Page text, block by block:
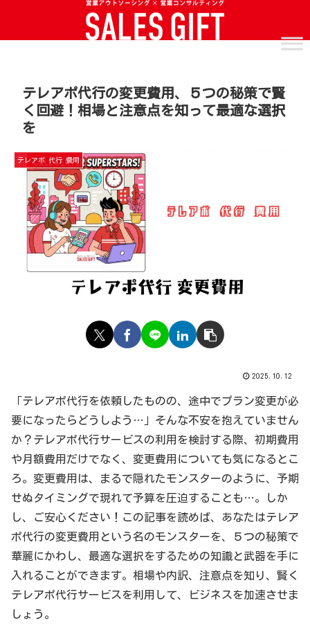
テレアポ代行の変更費用、５つの秘策で賢
く回避！相場と注意点を知って最適な選択
を
テレアポ 代行 費用
2025.10.12
「テレアポ代行を依頼したものの、途中でプラン変更が必
要になったらどうしよう…」そんな不安を抱えていません
か？テレアポ代行サービスの利用を検討する際、初期費用
や月額費用だけでなく、変更費用についても気になるとこ
ろ。変更費用は、まるで隠れたモンスターのように、予期
せぬタイミングで現れて予算を圧迫することも…。しか
し、ご安心ください！この記事を読めば、あなたはテレア
ポ代行の変更費用という名のモンスターを、５つの秘策で
華麗にかわし、最適な選択をするための知識と武器を手に
入れることができます。相場や内訳、注意点を知り、賢く
テレアポ代行サービスを利用して、ビジネスを加速させま
しょう。